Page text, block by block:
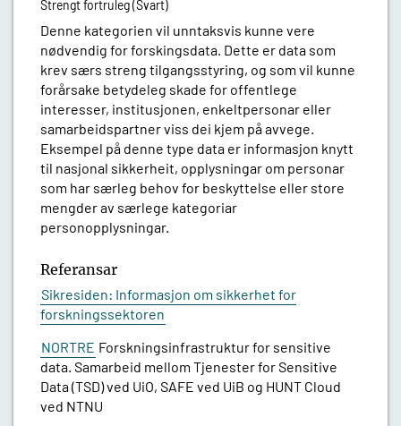
Strengt fortruleg (Svart)
Denne kategorien vil unntaksvis kunne vere
nødvendig for forskingsdata. Dette er data som
krev særs streng tilgangsstyring, og som vil kunne
forårsake betydeleg skade for offentlege
interesser, institusjonen, enkeltpersonar eller
samarbeidspartner viss dei kjem på avvege.
Eksempel på denne type data er informasjon knytt
til nasjonal sikkerheit, opplysningar om personar
som har særleg behov for beskyttelse eller store
mengder av særlege kategoriar
personopplysningar.
Referansar
Sikresiden: Informasjon om sikkerhet for
forskningssektoren
NORTRE Forskningsinfrastruktur for sensitive
data. Samarbeid mellom Tjenester for Sensitive
Data (TSD) ved UiO, SAFE ved UiB og HUNT Cloud
ved NTNU